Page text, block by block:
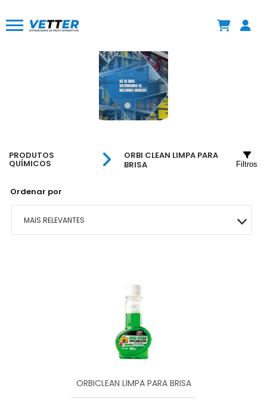
PRODUTOS
QUÍMICOS
ORBI CLEAN LIMPA PARA
BRISA
Ordenar por
MAIS RELEVANTES
Filtros
ORBICLEAN LIMPA PARA BRISA